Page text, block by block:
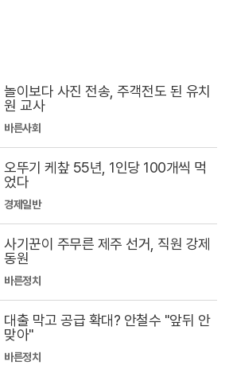
놀이보다 사진 전송, 주객전도 된 유치
원 교사
바른사회
오뚜기 케챂 55년, 1인당 100개씩 먹
었다
경제일반
사기꾼이 주무른 제주 선거, 직원 강제
동원
바른정치
대출 막고 공급 확대? 안철수 "앞뒤 안
맞아"
바른정치